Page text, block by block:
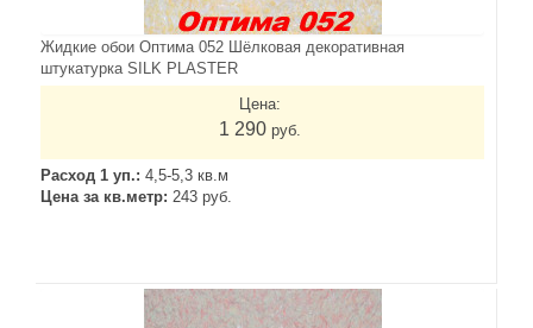
Жидкие обои Оптима 052 Шёлковая декоративная
штукатурка SILK PLASTER
Цена:
1 290 руб.
Расход 1 уп.: 4,5-5,3 кв.м
Цена за кв.метр: 243 руб.